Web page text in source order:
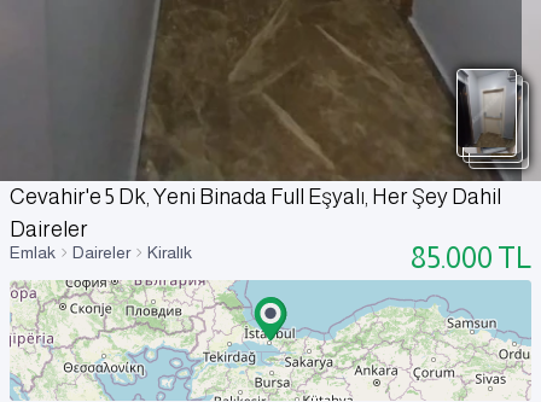
Cevahir'e 5 Dk, Yeni Binada Full Eşyalı, Her Şey Dahil
Daireler
Emlak Daireler Kiralık 85.000 TL